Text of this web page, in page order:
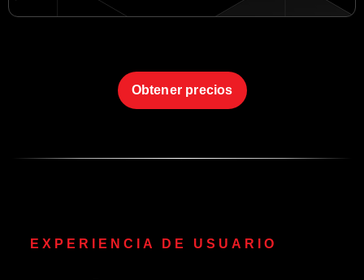
Obtener precios
EXPERIENCIA DE USUARIO